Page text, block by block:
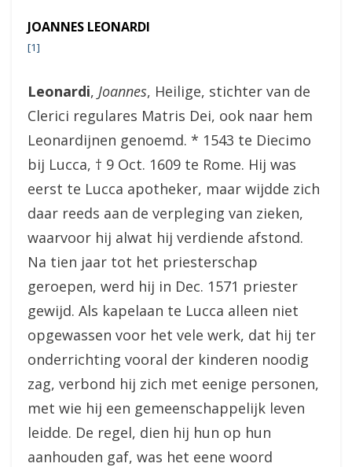
JOANNES LEONARDI
[1]
Leonardi, Joannes, Heilige, stichter van de
Clerici regulares Matris Dei, ook naar hem
Leonardijnen genoemd. * 1543 te Diecimo
bij Lucca, † 9 Oct. 1609 te Rome. Hij was
eerst te Lucca apotheker, maar wijdde zich
daar reeds aan de verpleging van zieken,
waarvoor hij alwat hij verdiende afstond.
Na tien jaar tot het priesterschap
geroepen, werd hij in Dec. 1571 priester
gewijd. Als kapelaan te Lucca alleen niet
opgewassen voor het vele werk, dat hij ter
onderrichting vooral der kinderen noodig
zag, verbond hij zich met eenige personen,
met wie hij een gemeenschappelijk leven
leidde. De regel, dien hij hun op hun
aanhouden gaf, was het eene woord